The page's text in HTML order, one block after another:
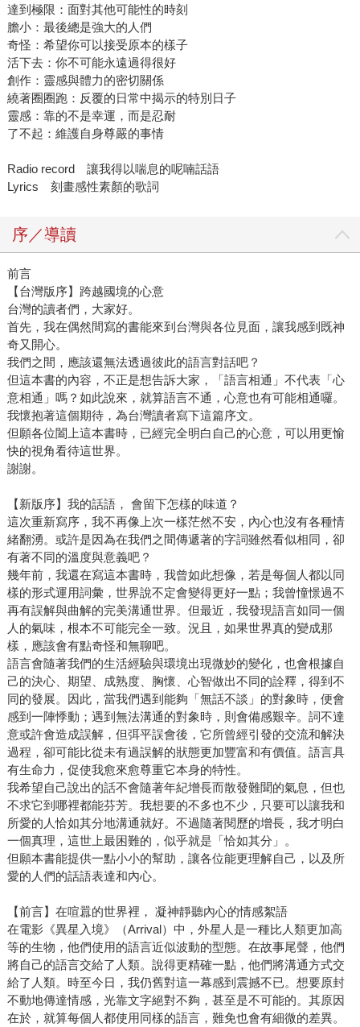
達到極限：面對其他可能性的時刻
膽小：最後總是強大的人們
奇怪：希望你可以接受原本的樣子
活下去：你不可能永遠過得很好
創作：靈感與體力的密切關係
繞著圈圈跑：反覆的日常中揭示的特別日子
靈感：靠的不是幸運，而是忍耐
了不起：維護自身尊嚴的事情
Radio record 讓我得以喘息的呢喃話語
Lyrics 刻畫感性素顏的歌詞
序／導讀
前言
【台灣版序】跨越國境的心意
台灣的讀者們，大家好。
首先，我在偶然間寫的書能來到台灣與各位見面，讓我感到既神
奇又開心。
我們之間，應該還無法透過彼此的語言對話吧？
但這本書的內容，不正是想告訴大家，「語言相通」不代表「心
意相通」嗎？如此說來，就算語言不通，心意也有可能相通囉。
我懷抱著這個期待，為台灣讀者寫下這篇序文。
但願各位闔上這本書時，已經完全明白自己的心意，可以用更愉
快的視角看待這世界。
謝謝。
【新版序】我的話語， 會留下怎樣的味道？
這次重新寫序，我不再像上次一樣茫然不安，內心也沒有各種情
緒翻湧。或許是因為在我們之間傳遞著的字詞雖然看似相同，卻
有著不同的溫度與意義吧？
幾年前，我還在寫這本書時，我曾如此想像，若是每個人都以同
樣的形式運用詞彙，世界說不定會變得更好一點；我曾憧憬過不
再有誤解與曲解的完美溝通世界。但最近，我發現語言如同一個
人的氣味，根本不可能完全一致。況且，如果世界真的變成那
樣，應該會有點奇怪和無聊吧。
語言會隨著我們的生活經驗與環境出現微妙的變化，也會根據自
己的決心、期望、成熟度、胸懷、心智做出不同的詮釋，得到不
同的發展。因此，當我們遇到能夠「無話不談」的對象時，便會
感到一陣悸動；遇到無法溝通的對象時，則會備感艱辛。詞不達
意或許會造成誤解，但弭平誤會後，它所曾經引發的交流和解決
過程，卻可能比從未有過誤解的狀態更加豐富和有價值。語言具
有生命力，促使我愈來愈尊重它本身的特性。
我希望自己說出的話不會隨著年紀增長而散發難聞的氣息，但也
不求它到哪裡都能芬芳。我想要的不多也不少，只要可以讓我和
所愛的人恰如其分地溝通就好。不過隨著閱歷的增長，我才明白
一個真理，這世上最困難的，似乎就是「恰如其分」。
但願本書能提供一點小小的幫助，讓各位能更理解自己，以及所
愛的人們的話語表達和內心。
【前言】在喧囂的世界裡， 凝神靜聽內心的情感絮語
在電影《異星入境》（Arrival）中，外星人是一種比人類更加高
等的生物，他們使用的語言近似波動的型態。在故事尾聲，他們
將自己的語言交給了人類。說得更精確一點，他們將溝通方式交
給了人類。時至今日，我仍舊對這一幕感到震撼不已。想要原封
不動地傳達情感，光靠文字絕對不夠，甚至是不可能的。其原因
在於，就算每個人都使用同樣的語言，難免也會有細微的差異。